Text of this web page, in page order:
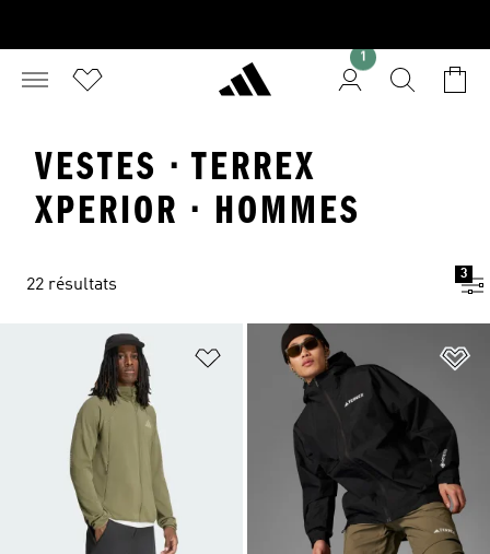
1
VESTES · TERREX
XPERIOR · HOMMES
22 résultats
3
Ajouter à la Liste de produits